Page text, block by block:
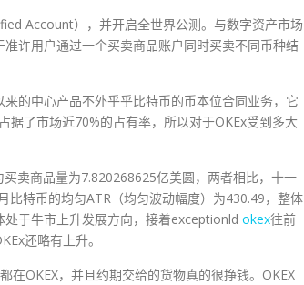
Account），并开启全世界公测。与数字资产市场
许用户通过一个买卖商品账户同时买卖不同币种结
的中心产品不外乎乎比特币的币本位合同业务，它
了市场近70%的占有率，所以对于OKEx受到多大
卖商品量为7.820268625亿美圆，两者相比，十一
比特币的均匀ATR（均匀波动幅度）为430.49，整体
于牛市上升发展方向，接着exceptionld okex往前
还略有上升。
在OKEX，并且约期交给的货物真的很挣钱。OKEX